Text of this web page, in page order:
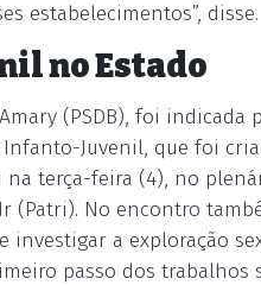
estabelecimentos”, disse.
no Estado
(PSDB), foi indicada
Juvenil, que foi
terça-feira (4), no
(Patri). No encontro
investigar a exploração
passo dos trabalhos